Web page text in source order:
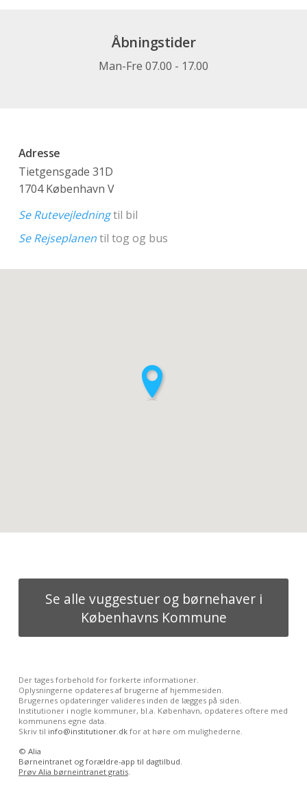
Åbningstider
Man-Fre 07.00 - 17.00
Adresse
Tietgensgade 31D
1704 København V
Se Rutevejledningtil bil
Se Rejseplanentil tog og bus
Se alle vuggestuer og børnehaver i
Københavns Kommune
Der tages forbehold for forkerte informationer.
Oplysningerne opdateres af brugerne af hjemmesiden.
Brugernes opdateringer valideres inden de lægges på siden.
Institutioner i nogle kommuner, bl.a. København, opdateres oftere med
kommunens egne data.
Skriv til info@institutioner.dkfor at høre om mulighederne.
© Alia
Børneintranet og forældre-app til dagtilbud.
Prøv Alia børneintranet gratis.